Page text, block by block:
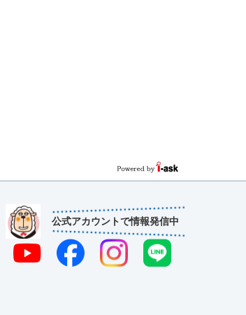
公式アカウントで情報発信中